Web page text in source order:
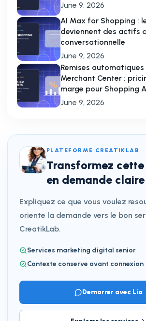
June 9, 2026
AI Max for Shopping :
deviennent des actifs
conversationnelle
June 9, 2026
Remises automatiques
Merchant Center :
marge pour Shopping
June 9, 2026
PLATEFORME CREATIKLAB
Transformez
en demande
Expliquez ce que vous voulez
oriente la demande vers le bon
CreatikLab.
Services marketing digital senior
Contexte conserve avant connexion
Demarrer avec Lia